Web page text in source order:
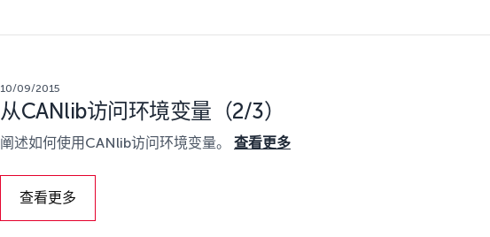
10/09/2015
从CANlib访问环境变量（2/3）
阐述如何使用CANlib访问环境变量。 查看更多
查看更多